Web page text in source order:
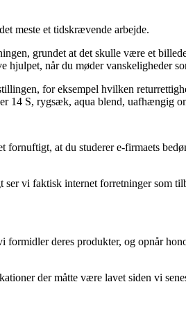
meste et tidskrævende arbejde.
grundet at det skulle være et
hjulpet, når du møder vanskeligheder
for eksempel hvilken
14 S, rygsæk, aqua blend, uafhængig
at du studerer e-firmaets
vi faktisk internet forretninger som
deres produkter, og opnår
der måtte være lavet siden vi